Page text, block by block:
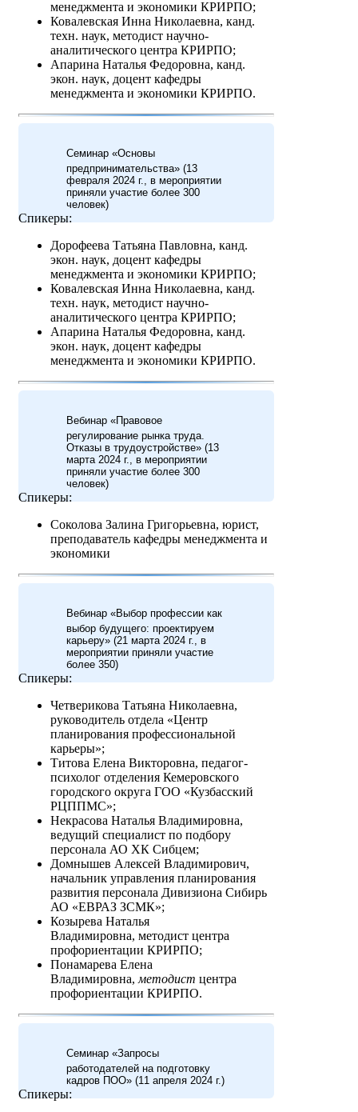
менеджмента и экономики КРИРПО;
Ковалевская Инна Николаевна, канд.
техн. наук, методист научно-
аналитического центра КРИРПО;
Апарина Наталья Федоровна, канд.
экон. наук, доцент кафедры
менеджмента и экономики КРИРПО.
Семинар «Основы
предпринимательства» (13
февраля 2024 г., в мероприятии
приняли участие более 300
человек)
Спикеры:
Дорофеева Татьяна Павловна, канд.
экон. наук, доцент кафедры
менеджмента и экономики КРИРПО;
Ковалевская Инна Николаевна, канд.
техн. наук, методист научно-
аналитического центра КРИРПО;
Апарина Наталья Федоровна, канд.
экон. наук, доцент кафедры
менеджмента и экономики КРИРПО.
Вебинар «Правовое
регулирование рынка труда.
Отказы в трудоустройстве» (13
марта 2024 г., в мероприятии
приняли участие более 300
человек)
Спикеры:
Соколова Залина Григорьевна, юрист,
преподаватель кафедры менеджмента и
экономики
Вебинар «Выбор профессии как
выбор будущего: проектируем
карьеру» (21 марта 2024 г., в
мероприятии приняли участие
более 350)
Спикеры:
Четверикова Татьяна Николаевна,
руководитель отдела «Центр
планирования профессиональной
карьеры»;
Титова Елена Викторовна, педагог-
психолог отделения Кемеровского
городского округа ГОО «Кузбасский
РЦППМС»;
Некрасова Наталья Владимировна,
ведущий специалист по подбору
персонала АО ХК Сибцем;
Домнышев Алексей Владимирович,
начальник управления планирования
развития персонала Дивизиона Сибирь
АО «ЕВРАЗ ЗСМК»;
Козырева Наталья
Владимировна, методист центра
профориентации КРИРПО;
Понамарева Елена
Владимировна, методист центра
профориентации КРИРПО.
Семинар «Запросы
работодателей на подготовку
кадров ПОО» (11 апреля 2024 г.)
Спикеры: